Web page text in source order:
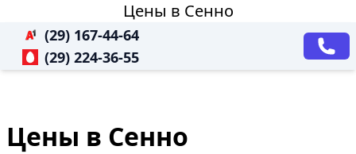
Цены в Сенно
(29) 167-44-64
(29) 224-36-55
Цены в Сенно